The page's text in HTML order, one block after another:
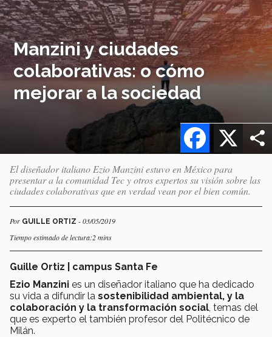
Manzini y ciudades
colaborativas: o cómo
mejorar a la sociedad
X
Facebook
El diseñador italiano Ezio Manzini estuvo en México para
presentar a la comunidad Tec y otros expertos su visión sobre las
ciudades colaborativas que en verdad vean por el bien común.
Por GUILLE ORTIZ - 03/05/2019
Tiempo estimado de lectura:2 mins
Guille Ortiz | campus Santa Fe
Ezio Manzini es un diseñador italiano que ha dedicado
su vida a difundir la sostenibilidad ambiental, y la
colaboración y la transformación social , temas del
que es experto el también profesor del Politécnico de
Milán.